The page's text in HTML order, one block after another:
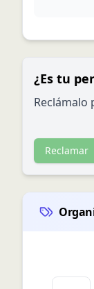
¿Es tu
Reclamar